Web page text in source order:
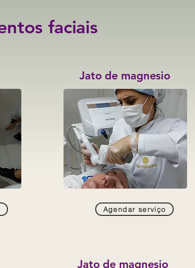
faciais
Jato de magnesio
Agendar serviço
Jato de magnesio